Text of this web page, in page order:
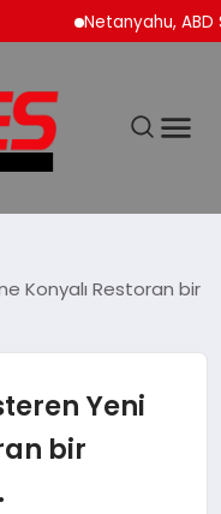
Netanyahu, ABD
Konyalı Restoran bir
Yeni
bir